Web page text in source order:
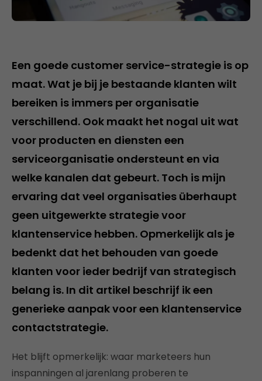
Een goede customer service-strategie is op
maat. Wat je bij je bestaande klanten wilt
bereiken is immers per organisatie
verschillend. Ook maakt het nogal uit wat
voor producten en diensten een
serviceorganisatie ondersteunt en via
welke kanalen dat gebeurt. Toch is mijn
ervaring dat veel organisaties überhaupt
geen uitgewerkte strategie voor
klantenservice hebben. Opmerkelijk als je
bedenkt dat het behouden van goede
klanten voor ieder bedrijf van strategisch
belang is. In dit artikel beschrijf ik een
generieke aanpak voor een klantenservice
contactstrategie.
Het blijft opmerkelijk: waar marketeers hun
inspanningen al jarenlang proberen te